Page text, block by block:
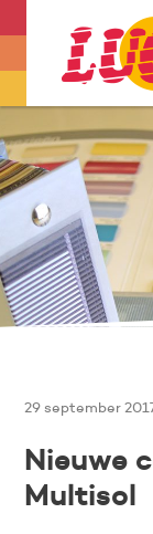
29 september
Nieuwe
Multisol